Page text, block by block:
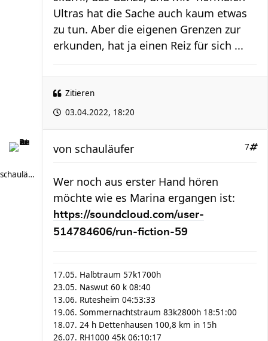
Ultras hat die Sache auch kaum etwas
zu tun. Aber die eigenen Grenzen zur
erkunden, hat ja einen Reiz für sich ...
Zitieren
03.04.2022, 18:20
schauläufer
7
von schauläufer
Wer noch aus erster Hand hören
möchte wie es Marina ergangen ist:
https://soundcloud.com/user-
514784606/run-fiction-59
17.05. Halbtraum 57k1700h
23.05. Naswut 60 k 08:40
13.06. Rutesheim 04:53:33
19.06. Sommernachtstraum 83k2800h 18:51:00
18.07. 24 h Dettenhausen 100,8 km in 15h
26.07. RH1000 45k 06:10:17